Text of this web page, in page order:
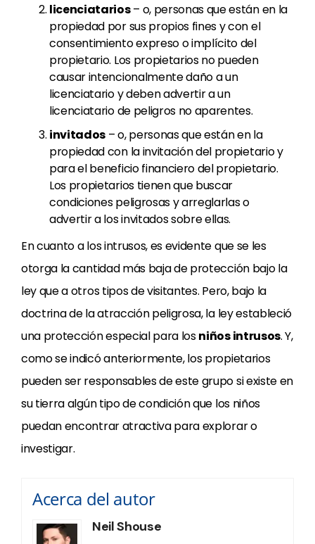
licenciatarios– o, personas que están en la
propiedad por sus propios fines y con el
consentimiento expreso o implícito del
propietario. Los propietarios no pueden
causar intencionalmente daño a un
licenciatario y deben advertir a un
licenciatario de peligros no aparentes.
invitados – o, personas que están en la
propiedad con la invitación del propietario y
para el beneficio financiero del propietario.
Los propietarios tienen que buscar
condiciones peligrosas y arreglarlas o
advertir a los invitados sobre ellas.
En cuanto a los intrusos, es evidente que se les
otorga la cantidad más baja de protección bajo la
ley que a otros tipos de visitantes. Pero, bajo la
doctrina de la atracción peligrosa, la ley estableció
una protección especial para losniños intrusos. Y,
como se indicó anteriormente, los propietarios
pueden ser responsables de este grupo si existe en
su tierra algún tipo de condición que los niños
puedan encontrar atractiva para explorar o
investigar.
Acerca del autor
Neil Shouse